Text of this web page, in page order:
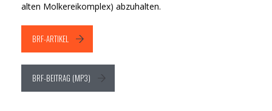
alten Molkereikomplex) abzuhalten.
BRF-ARTIKEL
BRF-BEITRAG (MP3)